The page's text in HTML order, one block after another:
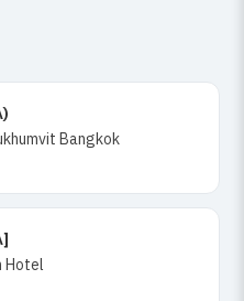
Bangkok
Hotel